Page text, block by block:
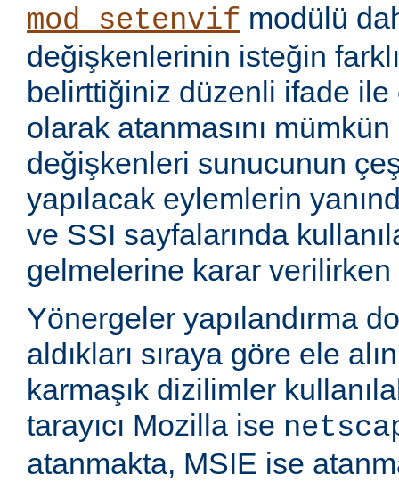
mod_setenvif modülü
değişkenlerinin isteğin
belirttiğiniz düzenli ifade ile
olarak atanmasını
değişkenleri sunucunun
yapılacak eylemlerin
ve SSI sayfalarında
gelmelerine karar verilirken
Yönergeler yapılandırma
aldıkları sıraya göre ele
karmaşık dizilimler
tarayıcı Mozilla ise
atanmakta, MSIE ise